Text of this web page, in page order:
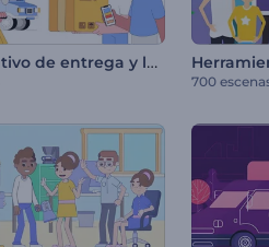
Kit explicativo de entrega y logística
700